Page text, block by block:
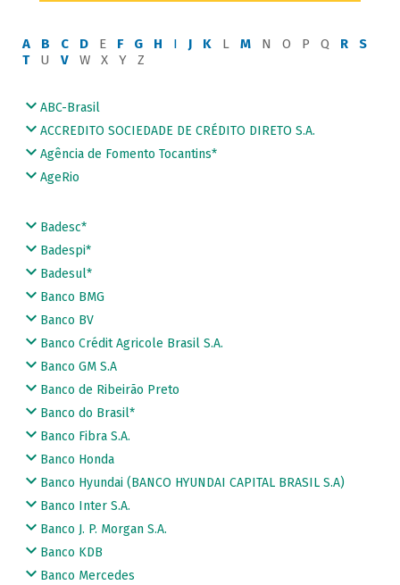
A B C DE F G H I J KL MN O P Q R
S
TU VW X Y Z
ABC-Brasil
ACCREDITO SOCIEDADE DE CRÉDITO DIRETO S.A.
Agência de Fomento Tocantins*
AgeRio
Badesc*
Badespi*
Badesul*
Banco BMG
Banco BV
Banco Crédit Agricole Brasil S.A.
Banco GM S.A
Banco de Ribeirão Preto
Banco do Brasil*
Banco Fibra S.A.
Banco Honda
Banco Hyundai (BANCO HYUNDAI CAPITAL BRASIL S.A)
Banco Inter S.A.
Banco J. P. Morgan S.A.
Banco KDB
Banco Mercedes